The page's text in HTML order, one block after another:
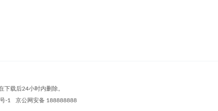
下载后24小时内删除。
-1
京公网安备 188888888